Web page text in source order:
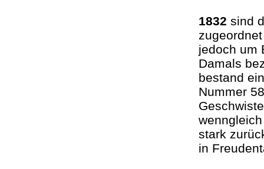
1832 sind
jedoch um
Damals
bestand
Nummer
stark
in